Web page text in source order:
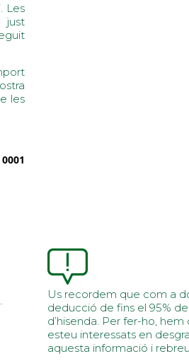
Les
les
Us recordem que com a
deducció de fins el 95%
d’hisenda. Per fer-ho,
esteu interessats en
aquesta informació i